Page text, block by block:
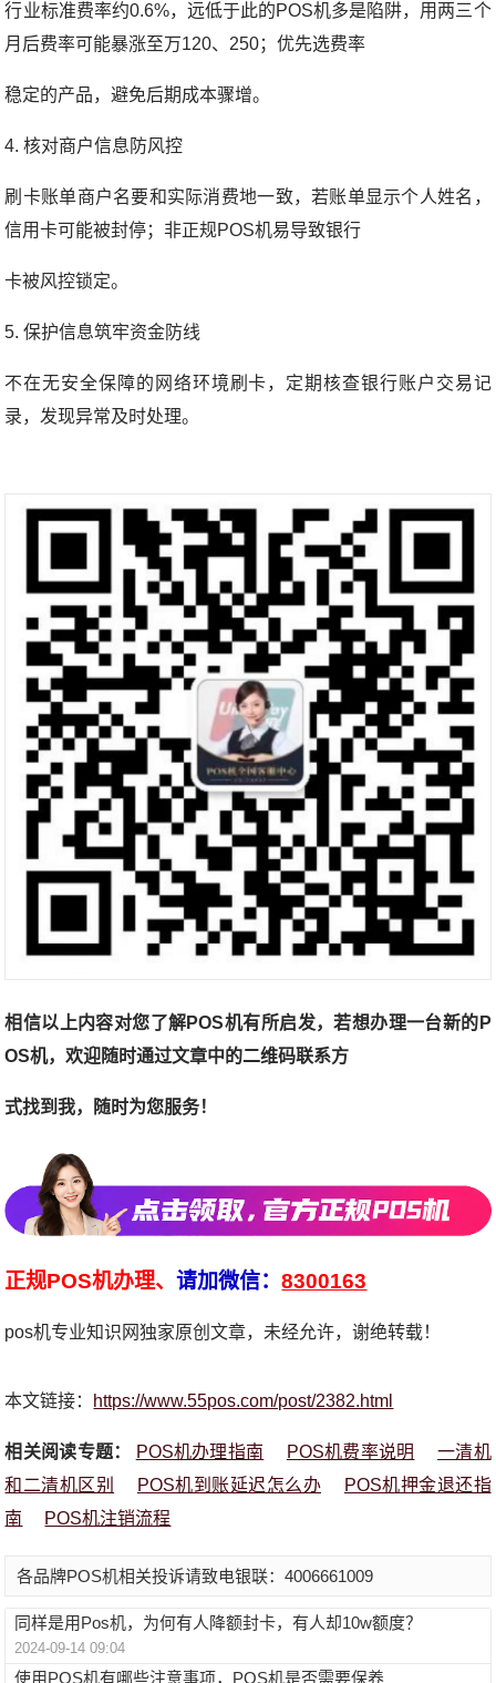
行业标准费率约0.6%，远低于此的POS机多是陷阱，用两三个
月后费率可能暴涨至万120、250；优先选费率
稳定的产品，避免后期成本骤增。
4. 核对商户信息防风控
刷卡账单商户名要和实际消费地一致，若账单显示个人姓名，
信用卡可能被封停；非正规POS机易导致银行
卡被风控锁定。
5. 保护信息筑牢资金防线
不在无安全保障的网络环境刷卡，定期核查银行账户交易记
录，发现异常及时处理。
相信以上内容对您了解POS机有所启发，若想办理一台新的P
OS机，欢迎随时通过文章中的二维码联系方
式找到我，随时为您服务！
正规POS机办理、请加微信：8300163
pos机专业知识网独家原创文章，未经允许，谢绝转载！
本文链接： https://www.55pos.com/post/2382.html
相关阅读专题： POS机办理指南 POS机费率说明
一清机
和二清机区别
POS机到账延迟怎么办
POS机押金退还指
南
POS机注销流程
各品牌POS机相关投诉请致电银联：4006661009
同样是用Pos机，为何有人降额封卡，有人却10w额度？
2024-09-14 09:04
使用POS机有哪些注意事项，POS机是否需要保养